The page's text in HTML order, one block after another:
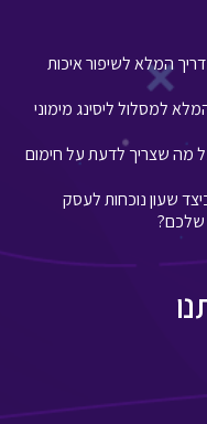
המלא לשיפור איכות
למסלול ליסינג מימוני
מה שצריך לדעת על חימום
שעון נוכחות לעסק
שלכם?